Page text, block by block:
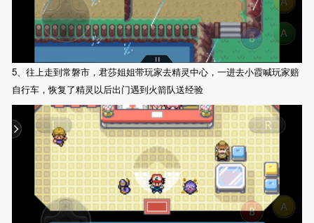
5、往上走到常磐市，君莎姐姐带玩家去精灵中心，一进去小霞喊玩家赔
自行车，恢复了精灵以后出门遇到火箭队送经验